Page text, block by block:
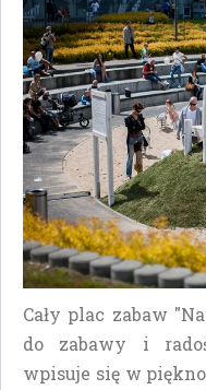
Cały plac zabaw
do zabawy i
wpisuje się w